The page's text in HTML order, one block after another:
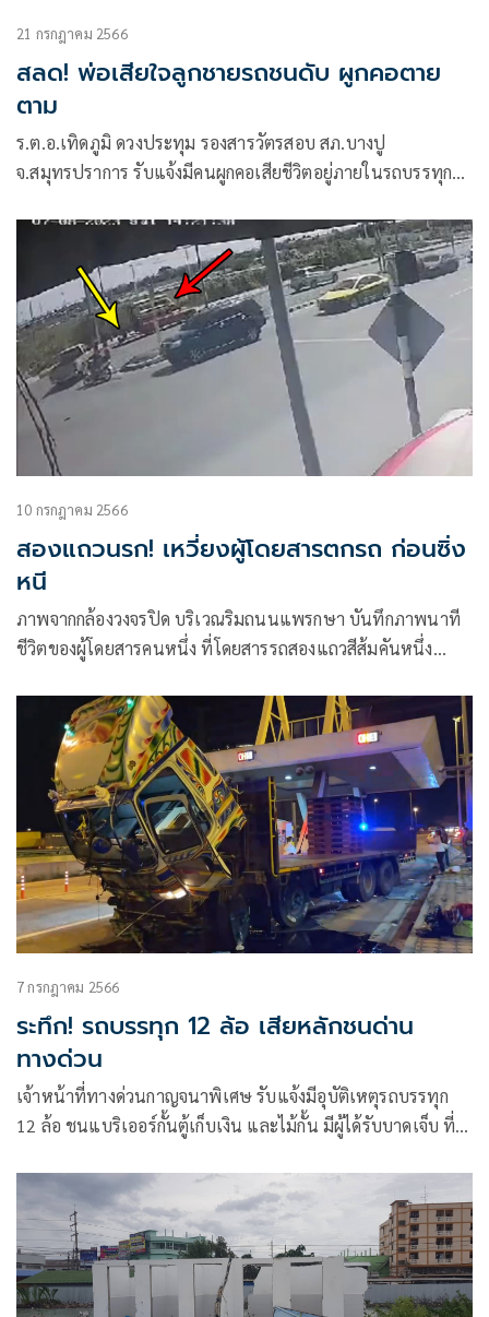
21 กรกฎาคม 2566
สลด! พ่อเสียใจลูกชายรถชนดับ ผูกคอตาย
ตาม
ร.ต.อ.เทิดภูมิ ดวงประทุม รองสารวัตรสอบ สภ.บางปู
จ.สมุทรปราการ รับแจ้งมีคนผูกคอเสียชีวิตอยู่ภายในรถบรรทุกที่
10 กรกฎาคม 2566
สองแถวนรก! เหวี่ยงผู้โดยสารตกรถ ก่อนซิ่ง
หนี
ภาพจากกล้องวงจรปิด บริเวณริมถนนแพรกษา บันทึกภาพนาที
ชีวิตของผู้โดยสารคนหนึ่ง ที่โดยสารรถสองแถวสีส้มคันหนึ่ง
7 กรกฎาคม 2566
ระทึก! รถบรรทุก 12 ล้อ เสียหลักชนด่าน
ทางด่วน
เจ้าหน้าที่ทางด่วนกาญจนาพิเศษ รับแจ้งมีอุบัติเหตุรถบรรทุก
12 ล้อ ชนแบริเออร์กั้นตู้เก็บเงิน และไม้กั้น มีผู้ได้รับบาดเจ็บ ที่